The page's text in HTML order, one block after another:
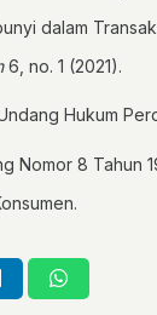
dalam
6, no. 1 (2021).
Hukum
Nomor 8 Tahun